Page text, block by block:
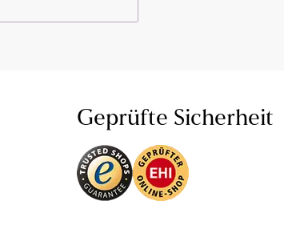
Geprüfte Sicherheit